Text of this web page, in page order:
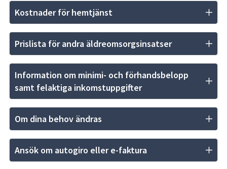
Kostnader för hemtjänst
Prislista för andra äldreomsorgsinsatser
Information om minimi- och förhandsbelopp
samt felaktiga inkomstuppgifter
Om dina behov ändras
Ansök om autogiro eller e-faktura